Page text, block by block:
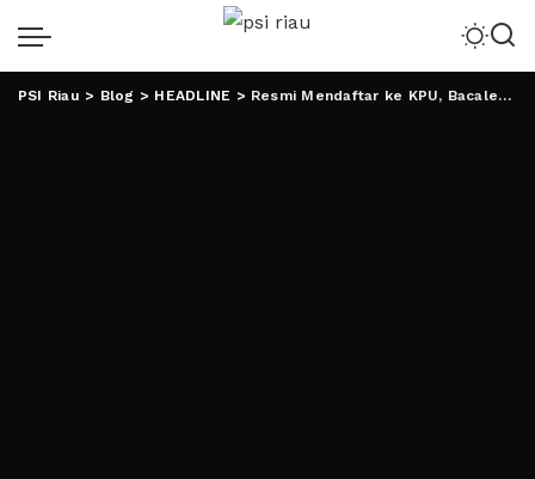
PSI Riau > Blog > HEADLINE > Resmi Mendaftar ke KPU, Bacaleg PAN Lampung 21 Persen Milenial